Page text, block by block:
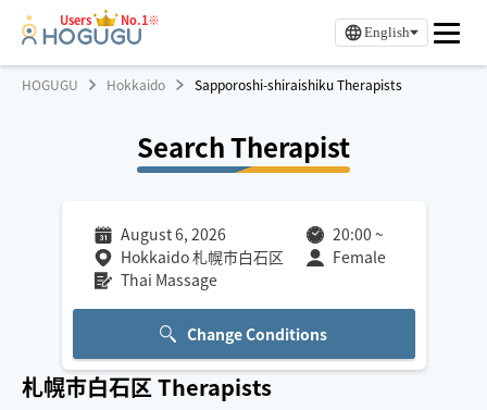
Users No.1※
English
HOGUGU Hokkaido Sapporoshi-shiraishiku Therapists
Search Therapist
August 6, 2026 20:00 ~
Hokkaido 札幌市白石区
Female
Thai Massage
Change Conditions
札幌市白石区Therapists